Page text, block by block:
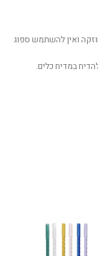
ואין להשתמש ספוג
במדיח כלים.